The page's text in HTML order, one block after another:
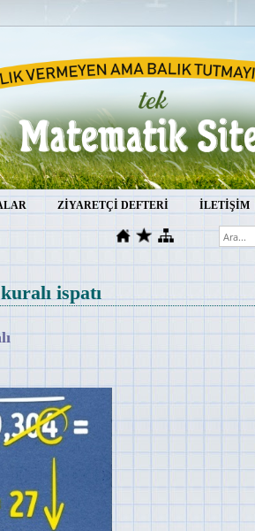
ZİYARETÇİ DEFTERİ İLETİŞİM
ispatı